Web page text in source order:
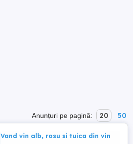
Anunțuri pe pagină: 20 50
Vand vin alb, rosu si tuica din vin